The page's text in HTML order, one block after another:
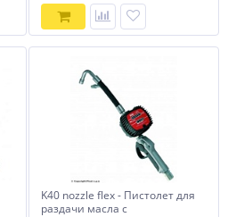
K40 nozzle flex - Пистолет для
раздачи масла с